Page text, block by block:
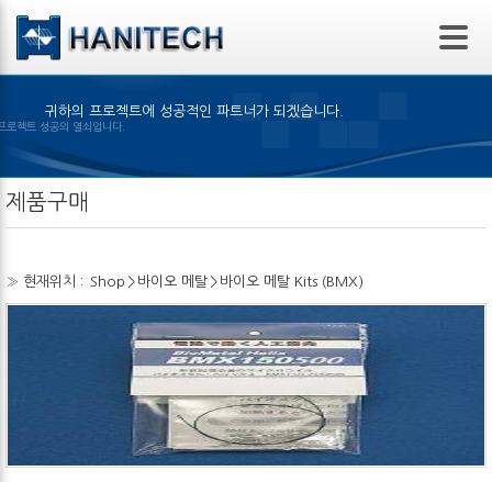
본문 바로가기
귀하의 프로젝트에 성공적인 파트너가 되겠습니다.
의 선택은 프로젝트 성공의 열쇠입니다.
제품구매
» 현재위치 : Shop > 바이오 메탈 > 바이오 메탈 Kits (BMX)